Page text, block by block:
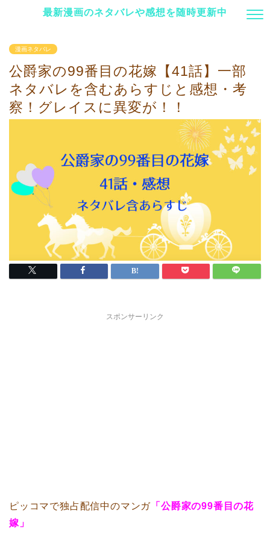
最新漫画のネタバレや感想を随時更新中
漫画ネタバレ
公爵家の99番目の花嫁【41話】一部
ネタバレを含むあらすじと感想・考
察！グレイスに異変が！！
スポンサーリンク
ピッコマで独占配信中のマンガ 「公爵家の99番目の花
嫁」